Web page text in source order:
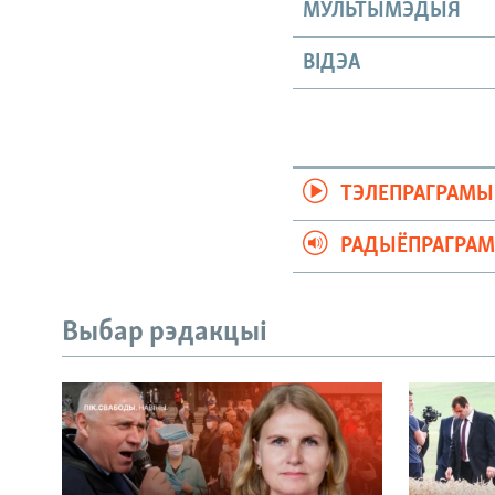
МУЛЬТЫМЭДЫЯ
ВІДЭА
ТЭЛЕПРАГРАМЫ
Выбар рэдакцыі